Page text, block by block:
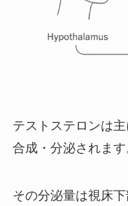
テストステロンは
合成・分泌されます
その分泌量は視床